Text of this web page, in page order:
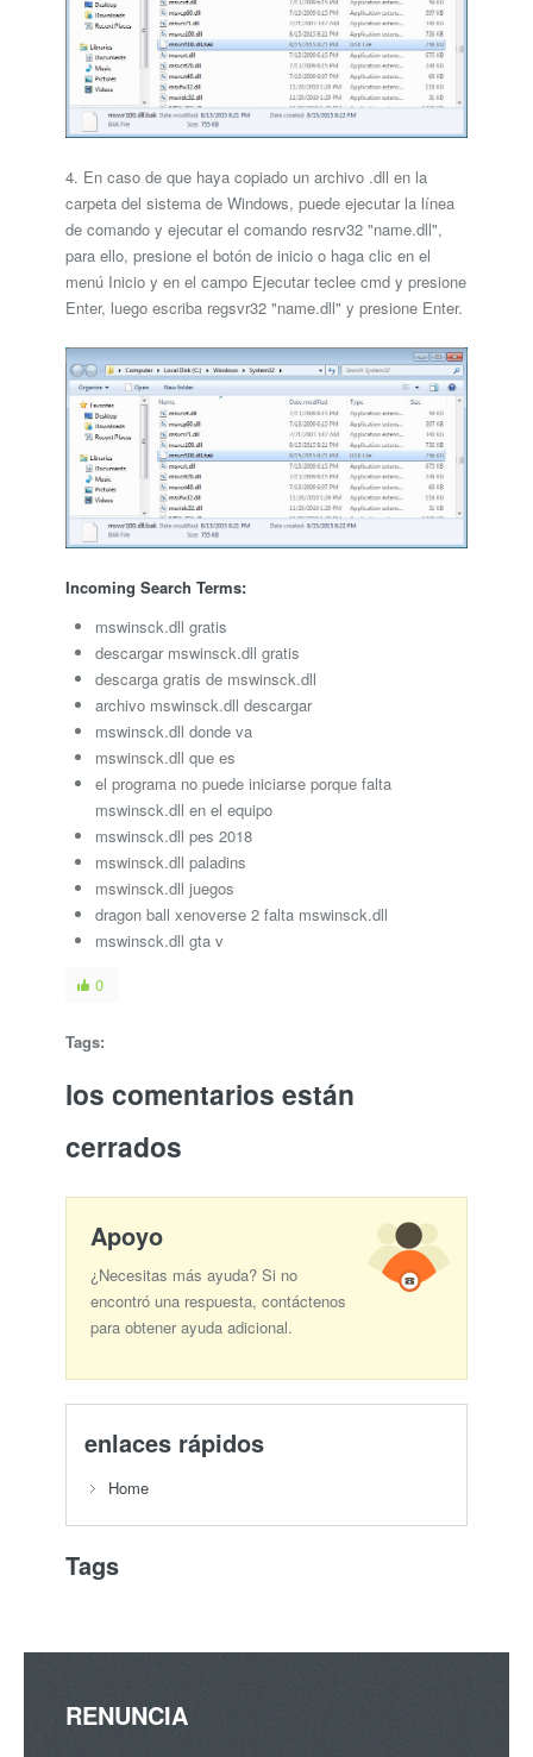
4. En caso de que haya copiado un archivo .dll en la
carpeta del sistema de Windows, puede ejecutar la línea
de comando y ejecutar el comando resrv32 "name.dll",
para ello, presione el botón de inicio o haga clic en el
menú Inicio y en el campo Ejecutar teclee cmd y presione
Enter, luego escriba regsvr32 "name.dll" y presione Enter.
Incoming Search Terms:
mswinsck.dll gratis
descargar mswinsck.dll gratis
descarga gratis de mswinsck.dll
archivo mswinsck.dll descargar
mswinsck.dll donde va
mswinsck.dll que es
el programa no puede iniciarse porque falta
mswinsck.dll en el equipo
mswinsck.dll pes 2018
mswinsck.dll paladins
mswinsck.dll juegos
dragon ball xenoverse 2 falta mswinsck.dll
mswinsck.dll gta v
0
Tags:
los comentarios están
cerrados
Apoyo
¿Necesitas más ayuda? Si no
encontró una respuesta, contáctenos
para obtener ayuda adicional.
enlaces rápidos
Home
Tags
RENUNCIA